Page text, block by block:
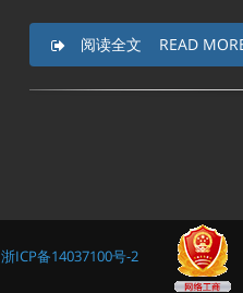
阅读全文 READ
浙ICP备14037100号-2